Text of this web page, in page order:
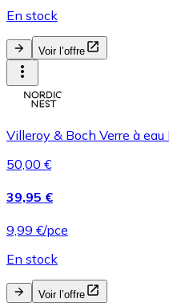
En stock
Voir l’offre
Villeroy & Boch Verre à
50,00 €
39,95 €
9,99 €/pce
En stock
Voir l’offre